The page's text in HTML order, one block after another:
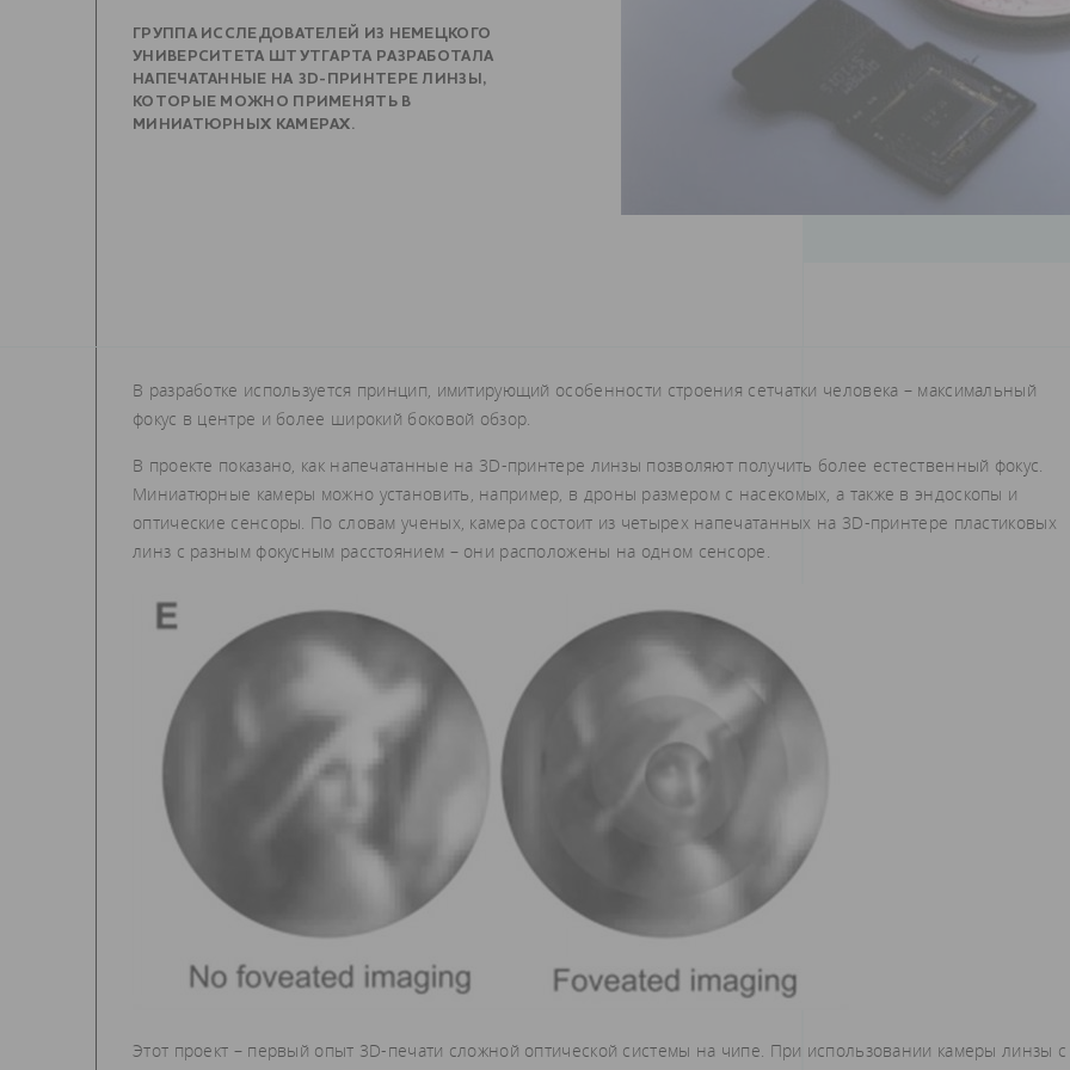
ГРУППА ИССЛЕДОВАТЕЛЕЙ ИЗ НЕМЕЦКОГО
УНИВЕРСИТЕТА ШТУТГАРТА РАЗРАБОТАЛА
НАПЕЧАТАННЫЕ НА 3D-ПРИНТЕРЕ ЛИНЗЫ,
КОТОРЫЕ МОЖНО ПРИМЕНЯТЬ В
МИНИАТЮРНЫХ КАМЕРАХ.
В разработке используется принцип, имитирующий особенности строения сетчатки человека – максимальный
фокус в центре и более широкий боковой обзор.
В проекте показано, как напечатанные на 3D-принтере линзы позволяют получить более естественный фокус.
Миниатюрные камеры можно установить, например, в дроны размером с насекомых, а также в эндоскопы и
оптические сенсоры. По словам ученых, камера состоит из четырех напечатанных на 3D-принтере пластиковых
линз с разным фокусным расстоянием – они расположены на одном сенсоре.
Этот проект – первый опыт 3D-печати сложной оптической системы на чипе. При использовании камеры линзы с